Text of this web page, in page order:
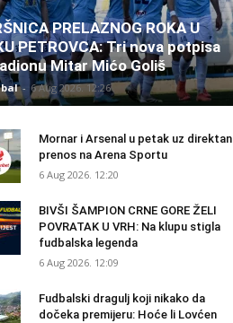
PRELAZNOG ROKA U
PETROVCA: Tri nova potpisa
Mitar Mićo Goliš
- 6 Aug 2026. 12:26
Mornar i Arsenal u petak uz direktan
prenos na Arena Sportu
6 Aug 2026. 12:20
BIVŠI ŠAMPION CRNE GORE ŽELI
POVRATAK U VRH: Na klupu stigla
fudbalska legenda
6 Aug 2026. 12:09
Fudbalski dragulj koji nikako da
dočeka premijeru: Hoće li Lovćen